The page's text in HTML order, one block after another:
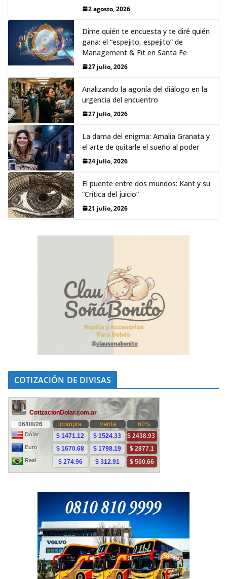
2 agosto, 2026
Dime quién te encuesta y te diré quién
gana: el “espejito, espejito” de
Management & Fit en Santa Fe
27 julio, 2026
Analizando la agonía del diálogo en la
urgencia del encuentro
27 julio, 2026
La dama del enigma: Amalia Granata y
el arte de quitarle el sueño al poder
24 julio, 2026
El puente entre dos mundos: Kant y su
“Crítica del juicio”
21 julio, 2026
COTIZACIÓN DE DIVISAS